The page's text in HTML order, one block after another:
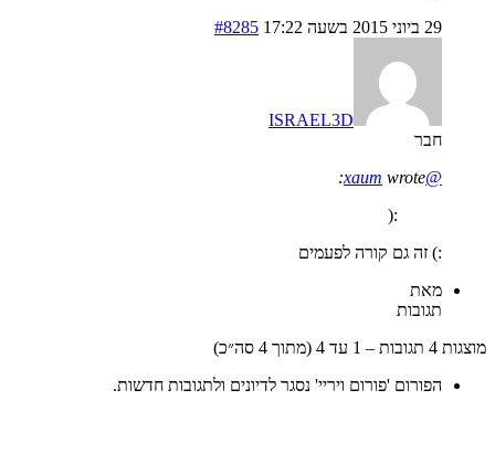
29 ביוני 2015 בשעה 17:22
#8285
ISRAEL3D
חבר
@xaum
wrote:
:(
:) זה גם קורה לפעמים
מאת
תגובות
מוצגות 4 תגובות – 1 עד 4 (מתוך 4 סה״כ)
הפורום 'פורום ויריי' נסגר לדיונים ולתגובות חדשות.